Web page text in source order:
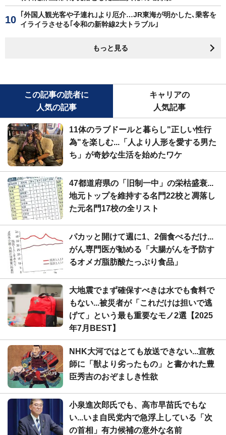
｢外国人観光客や子連れ｣より厄介…JR東海が明かした､乗客を
イライラさせる｢令和の新幹線2大トラブル｣
もっと見る
この記事の読者に
人気の記事
キャリアの
人気記事
11体のラブドールと暮らし"正しい性行
為"を楽しむ...「人より人形を愛する男た
ち」が奇妙な生活を始めたワケ
47都道府県の「旧制一中」の栄枯盛衰...
地元トップを維持する名門22校と凋落し
た元名門17校の全リスト
パカッと開けて週に1、2個食べるだけ...
がん専門医が勧める「大腸がんを予防す
るオメガ脂肪酸たっぷり食品」
大地震でまず確保すべきは水でも食料で
もない...被災者が「これだけは担いで逃
げて」という最も重要なモノ2選【2025
年7月BEST】
NHK大河ではとても放送できない...宣教
師に「獣より劣ったもの」と書かれた豊
臣秀吉のおぞましき性欲
小泉進次郎氏でも、高市早苗氏でもな
い...いま自民党内で急浮上している「次
の首相」有力候補の意外な名前